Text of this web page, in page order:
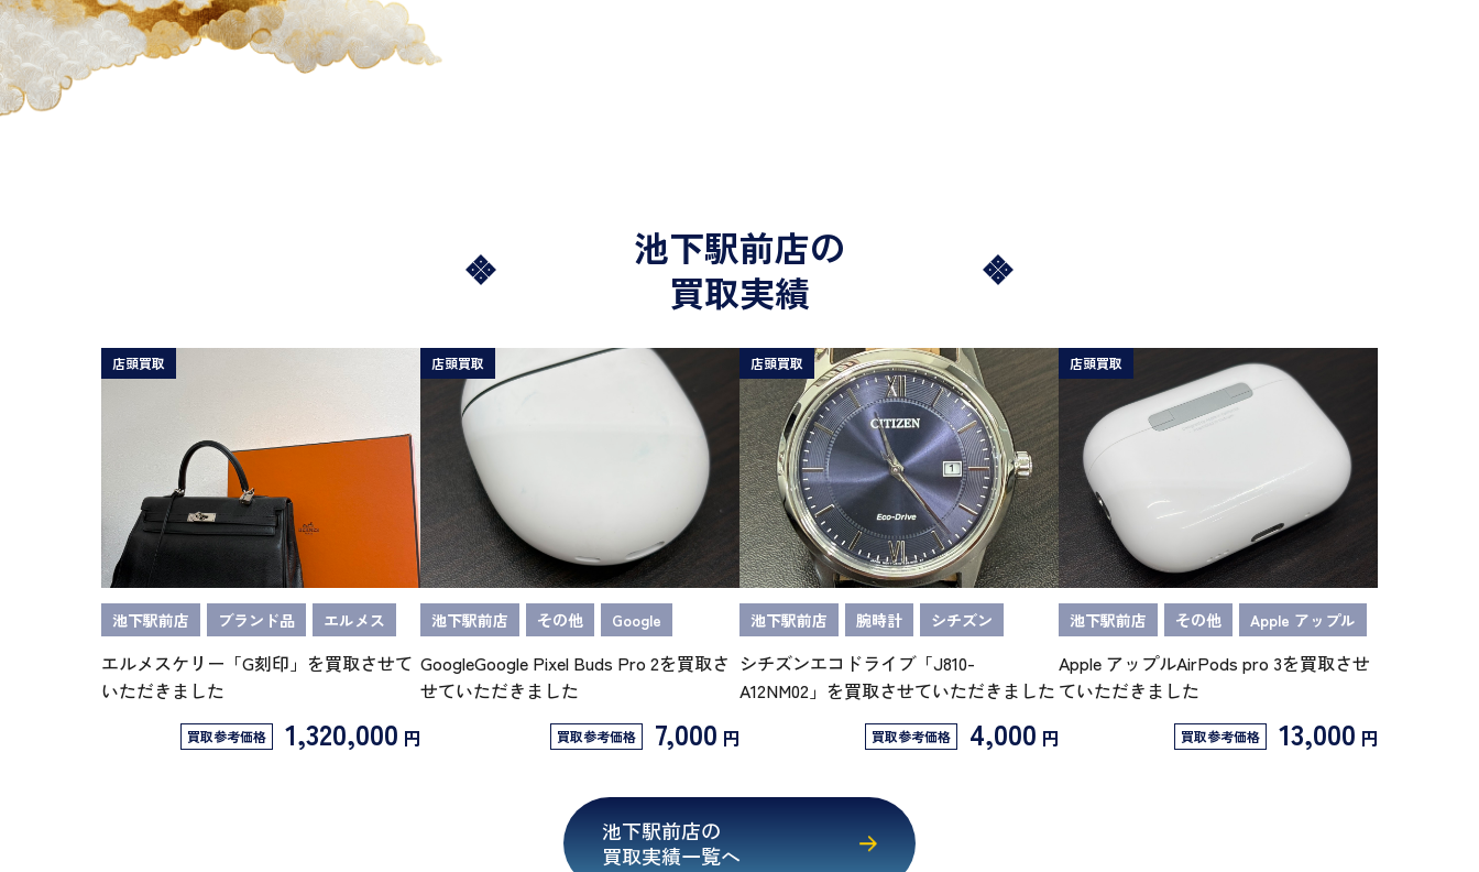
池下駅前店の
買取実績
店頭買取
池下駅前店 ブランド品 エルメス
エルメスケリー「G刻印」を買取させて
いただきました
買取参考価格 1,320,000 円
店頭買取
池下駅前店 その他 Google
GoogleGoogle Pixel Buds Pro 2を買取さ
せていただきました
買取参考価格 7,000 円
店頭買取
池下駅前店 腕時計 シチズン
シチズンエコドライブ「J810-
A12NM02」を買取させていただきました
買取参考価格 4,000 円
店頭買取
池下駅前店 その他 Apple アップル
Apple アップルAirPods pro 3を買取させ
ていただきました
買取参考価格 13,000 円
池下駅前店の
買取実績一覧へ